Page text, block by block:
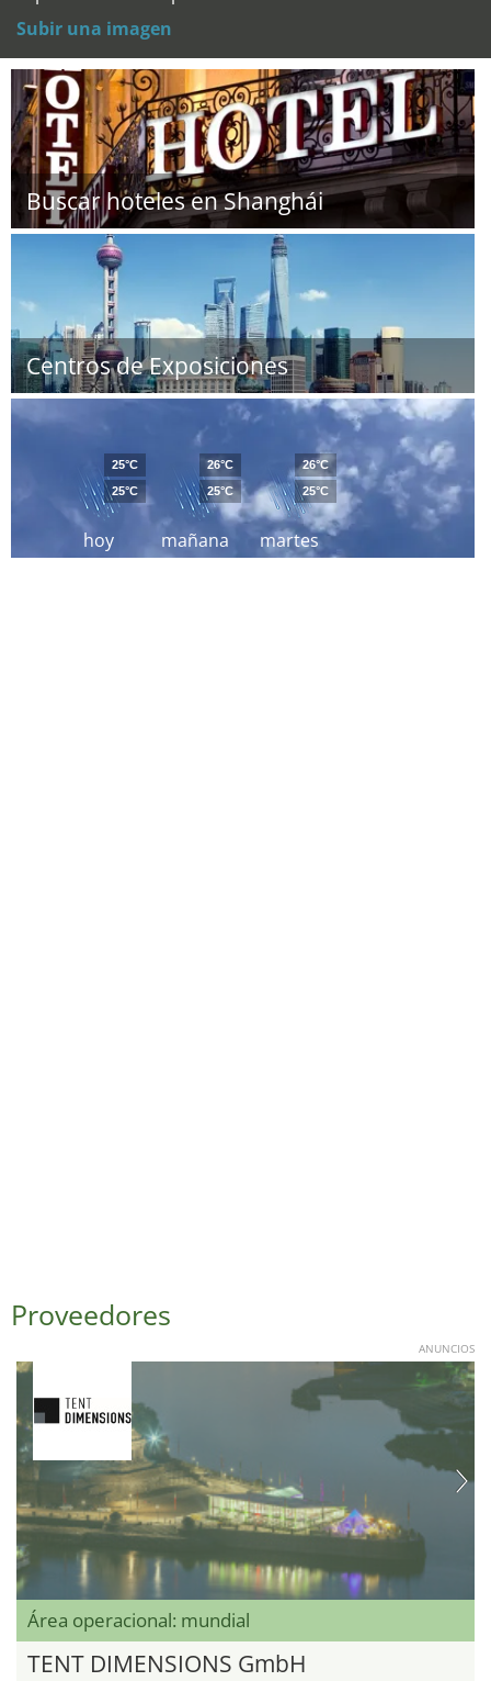
Subir una imagen
Buscar hoteles en Shanghái
Centros de Exposiciones
hoy
25°C
25°C
mañana
26°C
25°C
martes
26°C
25°C
Proveedores
ANUNCIOS
Área operacional: mundial
TENT DIMENSIONS GmbH